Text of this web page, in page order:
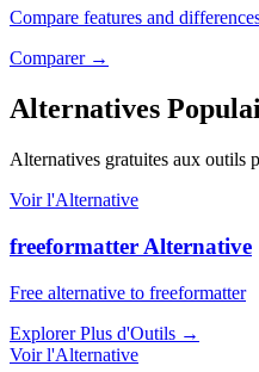
Compare features and
Comparer→
Alternatives
Alternatives gratuites aux outils
Voir l'Alternative
freeformatter Alternative
Free alternative to freeformatter
Explorer Plus d'Outils →
Voir l'Alternative